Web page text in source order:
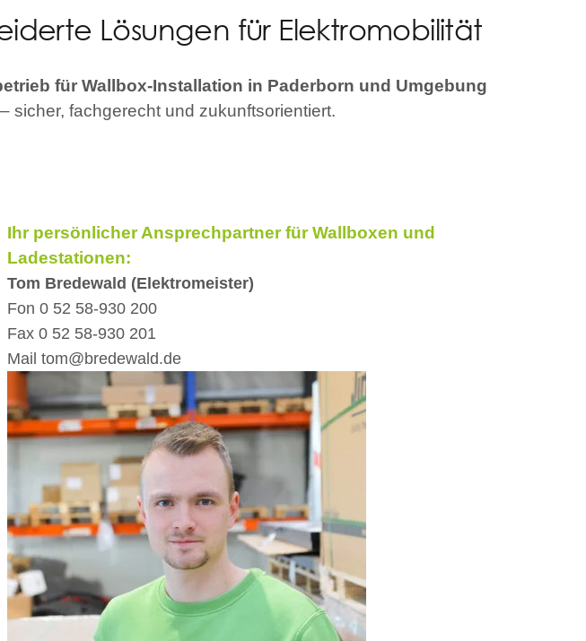
Lösungen für Elektromobilität
für Wallbox-Installation in Paderborn und Umgebung
sicher, fachgerecht und zukunftsorientiert.
Ihr persönlicher Ansprechpartner für Wallboxen und
Ladestationen:
Tom Bredewald (Elektromeister)
Fon 0 52 58-930 200
Fax 0 52 58-930 201
Mail tom@bredewald.de